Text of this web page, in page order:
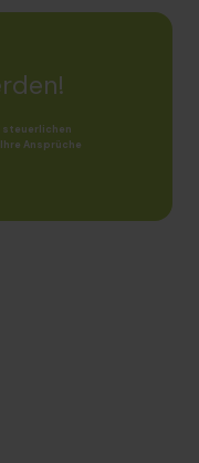
steuerlichen
Ansprüche